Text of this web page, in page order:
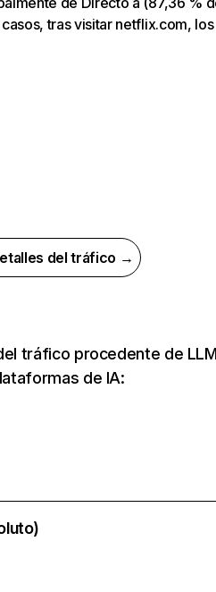
tras visitar netflix.com,
del tráfico →
tráfico procedente de
de IA: